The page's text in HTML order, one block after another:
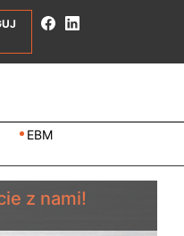
EBM
z nami!